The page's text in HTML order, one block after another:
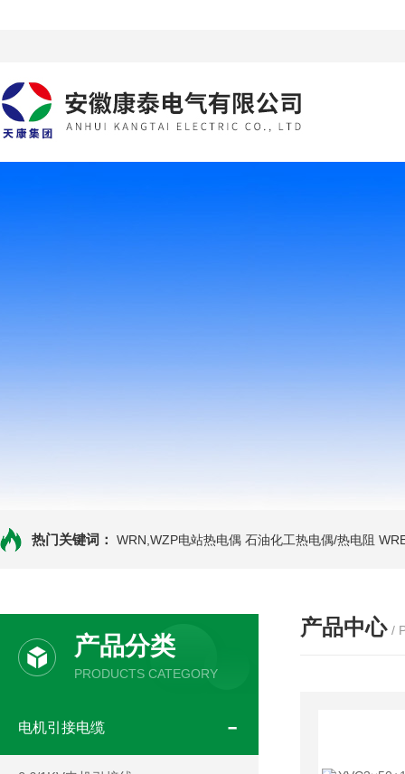
热门关键词： WRN,WZP电站热电偶 石油化工热电偶/热电阻
产品分类
PRODUCTS CATEGORY
电机引接电缆
产品中心 /